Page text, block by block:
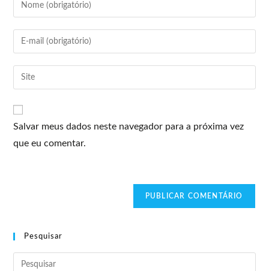
Salvar meus dados neste navegador para a próxima vez
que eu comentar.
Pesquisar